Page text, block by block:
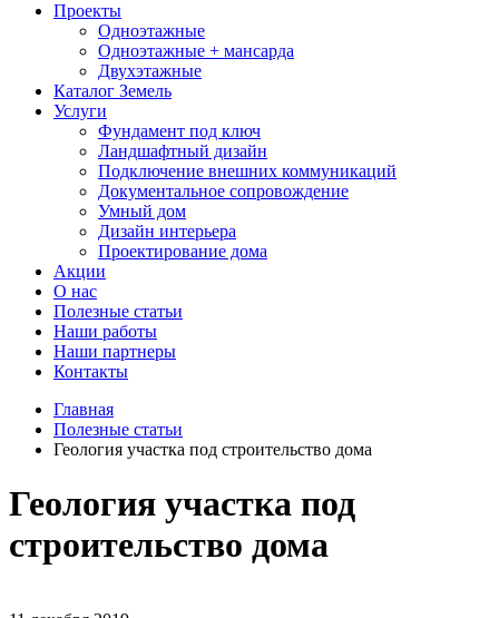
Проекты
Одноэтажные
Одноэтажные + мансарда
Двухэтажные
Каталог Земель
Услуги
Фундамент под ключ
Ландшафтный дизайн
Подключение внешних коммуникаций
Документальное сопровождение
Умный дом
Дизайн интерьера
Проектирование дома
Акции
О нас
Полезные статьи
Наши работы
Наши партнеры
Контакты
Главная
Полезные статьи
Геология участка под строительство дома
Геология участка под
строительство дома